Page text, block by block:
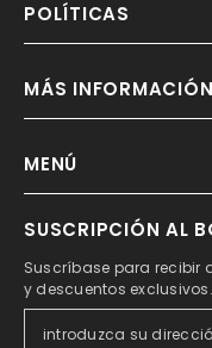
POLÍTICAS
MÁS
MENÚ
SUSCRIPCIÓN AL
Suscríbase para recibir
y descuentos exclusivos.